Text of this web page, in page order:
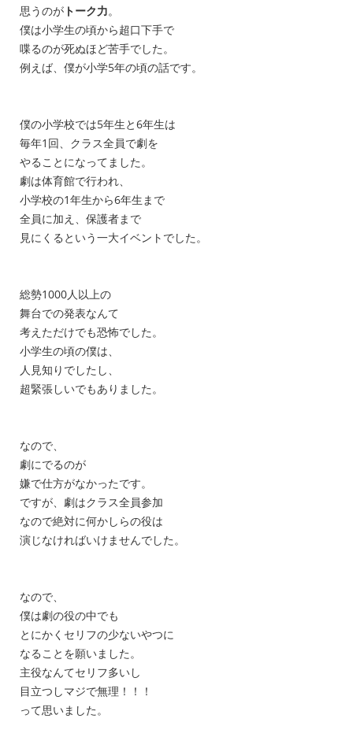
思うのが トーク力。
僕は小学生の頃から超口下手で
喋るのが死ぬほど苦手でした。
例えば、僕が小学5年の頃の話です。
僕の小学校では5年生と6年生は
毎年1回、クラス全員で劇を
やることになってました。
劇は体育館で行われ、
小学校の1年生から6年生まで
全員に加え、保護者まで
見にくるという一大イベントでした。
総勢1000人以上の
舞台での発表なんて
考えただけでも恐怖でした。
小学生の頃の僕は、
人見知りでしたし、
超緊張しいでもありました。
なので、
劇にでるのが
嫌で仕方がなかったです。
ですが、劇はクラス全員参加
なので絶対に何かしらの役は
演じなければいけませんでした。
なので、
僕は劇の役の中でも
とにかくセリフの少ないやつに
なることを願いました。
主役なんてセリフ多いし
目立つしマジで無理！！！
って思いました。